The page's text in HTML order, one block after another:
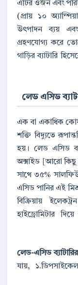
এটির ওজন এবং
(প্রায় ১০
উৎপাদন ব্যয়
গ্রহণযোগ্য করে
গাড়ির ব্যাটারি
এক বা একাধিক কোষ
শক্তি বিদ্যুতে
হয়। লেড এসিড
অক্সাইড [আরো কিছু
সাথে ৩৫%
এসিড পানির এই
বিক্রিয়ায়
হাইড্রোমিটার
লেড-এসিড
যায়, ১.ডিপসাইকেল